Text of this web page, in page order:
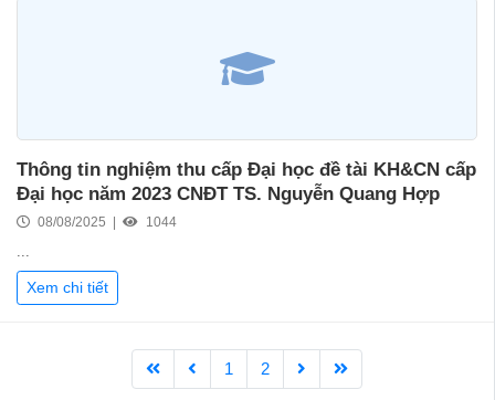
Thông tin nghiệm thu cấp Đại học đề tài KH&CN cấp
Đại học năm 2023 CNĐT TS. Nguyễn Quang Hợp
08/08/2025 | 1044
...
Xem chi tiết
1 2